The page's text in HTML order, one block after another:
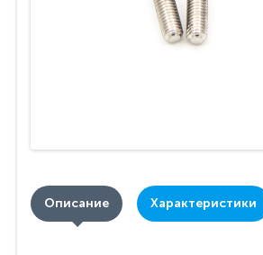
Описание Характеристики